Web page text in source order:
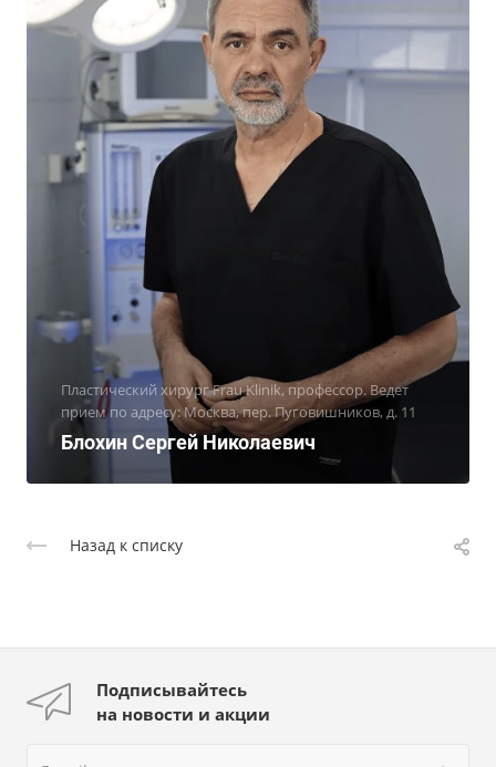
Пластический хирург Frau Klinik, профессор. Ведет
прием по адресу: Москва, пер. Пуговишников, д. 11
Блохин Сергей Николаевич
Назад к списку
Подписывайтесь
на новости и акции